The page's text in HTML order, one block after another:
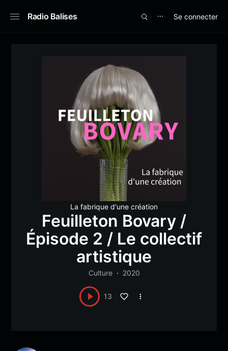
Radio Balises ⋯ Se connecter
La fabrique d'une création
Feuilleton Bovary /
Épisode 2 / Le collectif
artistique
Culture 2020
13